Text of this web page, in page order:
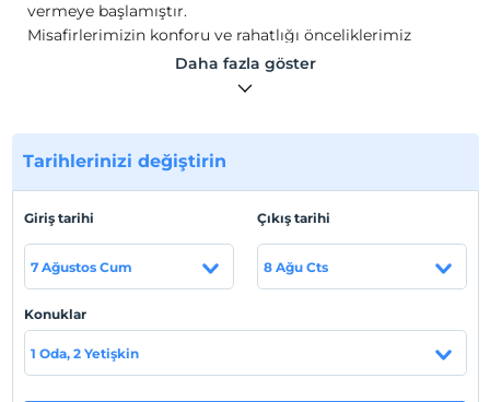
vermeye başlamıştır.
Misafirlerimizin konforu ve rahatlığı önceliklerimiz
Çemberlitaş tramway durağı'na 10 dk., Ayasofya
Camisi'ne 5 dk. yürüme mesafesindedir.
Otel koşulları
Check/in
En erken saat 13:00 ve sonrası
Daha fazla göster
Tarihlerinizi değiştirin
Giriş tarihi
7 Ağustos Cum
Çıkış tarihi
8 Ağu Cts
Konuklar
1 Oda, 2 Yetişkin